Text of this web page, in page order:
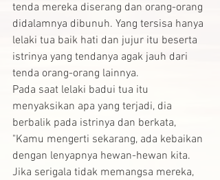
tenda mereka diserang dan orang-orang
didalamnya dibunuh. Yang tersisa hanya
lelaki tua baik hati dan jujur itu beserta
istrinya yang tendanya agak jauh dari
tenda orang-orang lainnya.
Pada saat lelaki badui tua itu
menyaksikan apa yang terjadi, dia
berbalik pada istrinya dan berkata,
"Kamu mengerti sekarang, ada kebaikan
dengan lenyapnya hewan-hewan kita.
Jika serigala tidak memangsa mereka,